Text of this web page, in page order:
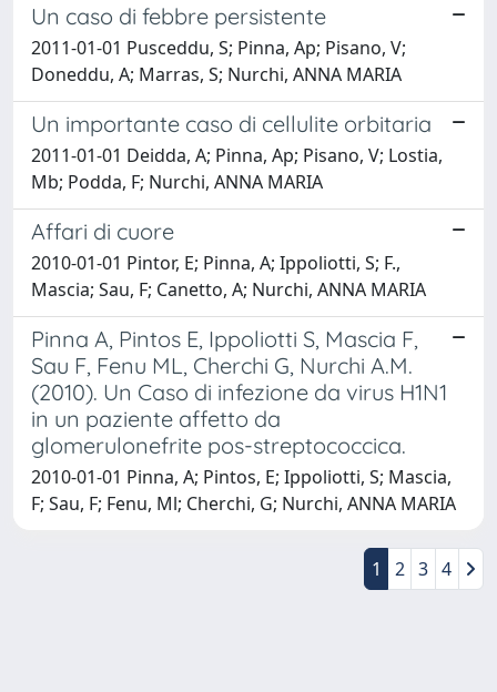
Un caso di febbre persistente
2011-01-01 Pusceddu, S; Pinna, Ap; Pisano, V;
Doneddu, A; Marras, S; Nurchi, ANNA MARIA
Un importante caso di cellulite orbitaria
2011-01-01 Deidda, A; Pinna, Ap; Pisano, V; Lostia,
Mb; Podda, F; Nurchi, ANNA MARIA
Affari di cuore
2010-01-01 Pintor, E; Pinna, A; Ippoliotti, S; F.,
Mascia; Sau, F; Canetto, A; Nurchi, ANNA MARIA
Pinna A, Pintos E, Ippoliotti S, Mascia F,
Sau F, Fenu ML, Cherchi G, Nurchi A.M.
(2010). Un Caso di infezione da virus H1N1
in un paziente affetto da
glomerulonefrite pos-streptococcica.
2010-01-01 Pinna, A; Pintos, E; Ippoliotti, S; Mascia,
F; Sau, F; Fenu, Ml; Cherchi, G; Nurchi, ANNA MARIA
1 2 3 4